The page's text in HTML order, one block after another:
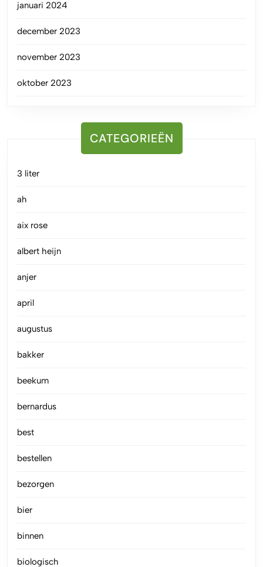
januari 2024
december 2023
november 2023
oktober 2023
CATEGORIEËN
3 liter
ah
aix rose
albert heijn
anjer
april
augustus
bakker
beekum
bernardus
best
bestellen
bezorgen
bier
binnen
biologisch